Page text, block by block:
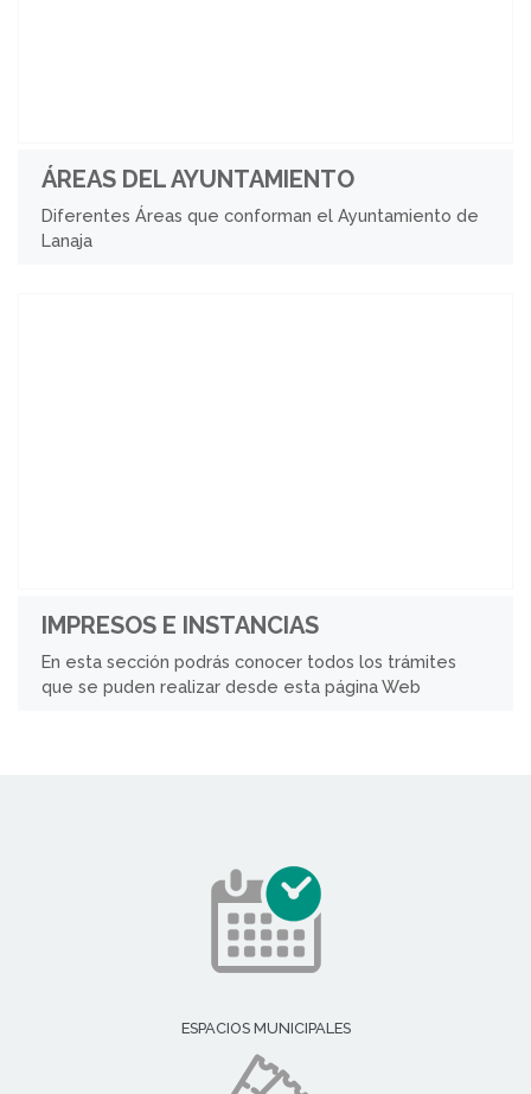
ÁREAS DEL AYUNTAMIENTO
Diferentes Áreas que conforman el Ayuntamiento de
Lanaja
IMPRESOS E INSTANCIAS
En esta sección podrás conocer todos los trámites
que se puden realizar desde esta página Web
ESPACIOS MUNICIPALES